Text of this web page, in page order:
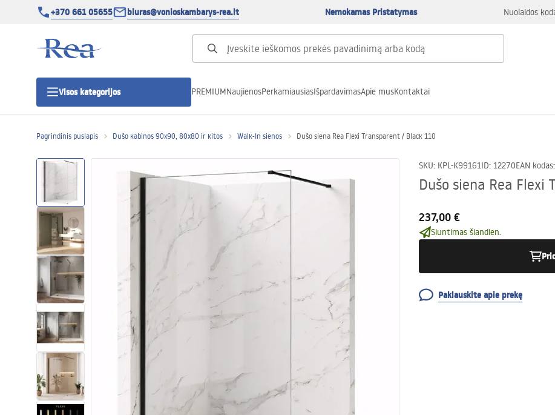
+370 661 05655 biuras@vonioskambarys-rea.lt Nemokamas Pristatymas Nuolaidos
Visos kategorijos
Vonios dušo padėklai
Linijiniai dušo kanalai
Tualetai
Praustuvas
Vonios ir ekranai
Vonios maišytuvai
PREMIUMNaujienosPerkamiausiasIšpardavimasApie musKontaktai
Pagrindinis puslapis Dušo kabinos 90x90, 80x80 ir kitos Walk-In sienos Dušo siena Rea Flexi Transparent / Black 110
SKU: KPL-K99161ID: 12270EAN kodas:
Dušo siena Rea Flexi
237,00 €
Siuntimas šiandien.
Paklauskite apie prekę